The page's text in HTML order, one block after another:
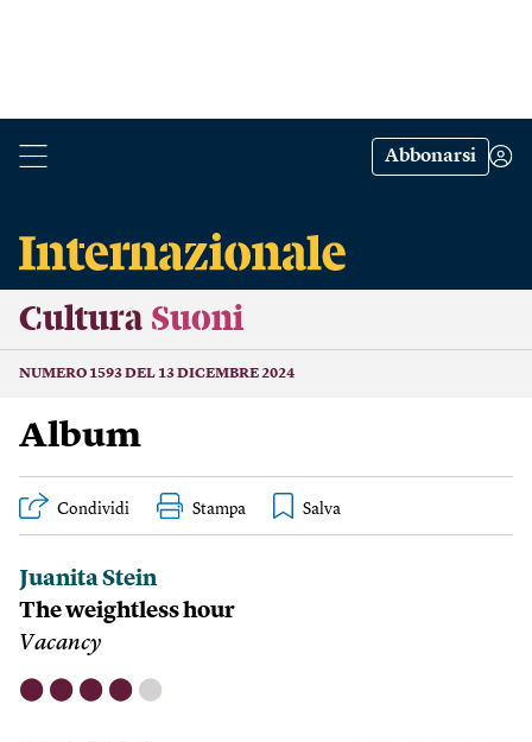
Abbonarsi
Cultura Suoni
NUMERO 1593 DEL 13 DICEMBRE 2024
Album
Condividi Stampa
Juanita Stein
The weightless hour
Vacancy
⬤ ⬤ ⬤ ⬤ ⬤